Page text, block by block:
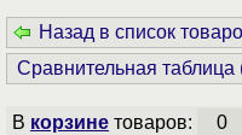
Назад в список
Сравнительная таблица
В корзинетоваров: 0